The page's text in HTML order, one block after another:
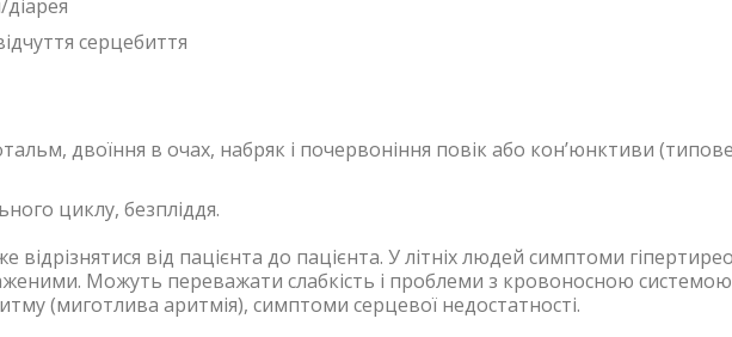
серцебиття
двоїння в очах, набряк і почервоніння повік або кон’юнктиви
циклу, безпліддя.
відрізнятися від пацієнта до пацієнта. У літніх людей симптоми
Можуть переважати слабкість і проблеми з кровоносною
(миготлива аритмія), симптоми серцевої недостатності.